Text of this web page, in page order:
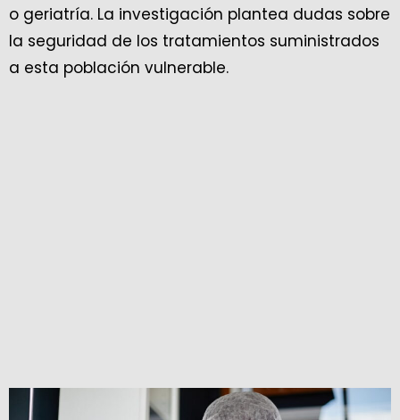
o geriatría. La investigación plantea dudas sobre
la seguridad de los tratamientos suministrados
a esta población vulnerable.